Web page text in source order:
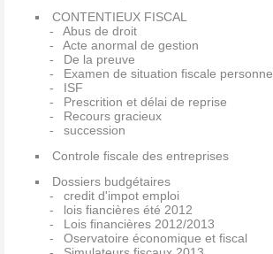
CONTENTIEUX FISCAL
Abus de droit
Acte anormal de gestion
De la preuve
Examen de situation fiscale
ISF
Prescrition et délai de reprise
Recours gracieux
succession
Controle fiscale des entreprises
Dossiers budgétaires
credit d'impot emploi
lois fiancières été 2012
Lois financières 2012/2013
Oservatoire économique et fiscal